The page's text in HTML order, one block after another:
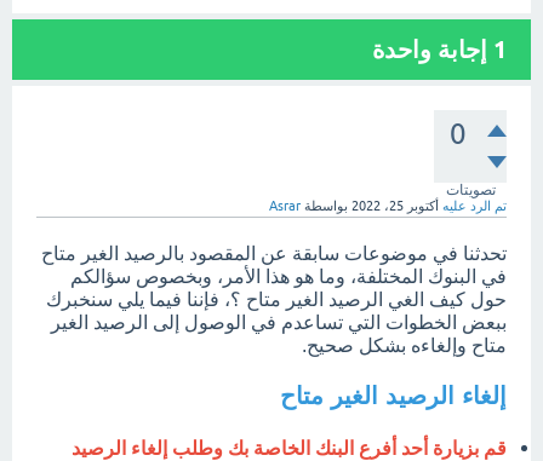
1 إجابة واحدة
0
تصويتات
تم الرد عليه أكتوبر 25، 2022 بواسطة Asrar
تحدثنا في موضوعات سابقة عن المقصود بالرصيد الغير متاح
في البنوك المختلفة، وما هو هذا الأمر، وبخصوص سؤالكم
حول كيف الغي الرصيد الغير متاح ؟، فإننا فيما يلي سنخبرك
ببعض الخطوات التي تساعدم في الوصول إلى الرصيد الغير
متاح وإلغاءه بشكل صحيح.
إلغاء الرصيد الغير متاح
قم بزيارة أحد أفرع البنك الخاصة بك وطلب إلغاء الرصيد